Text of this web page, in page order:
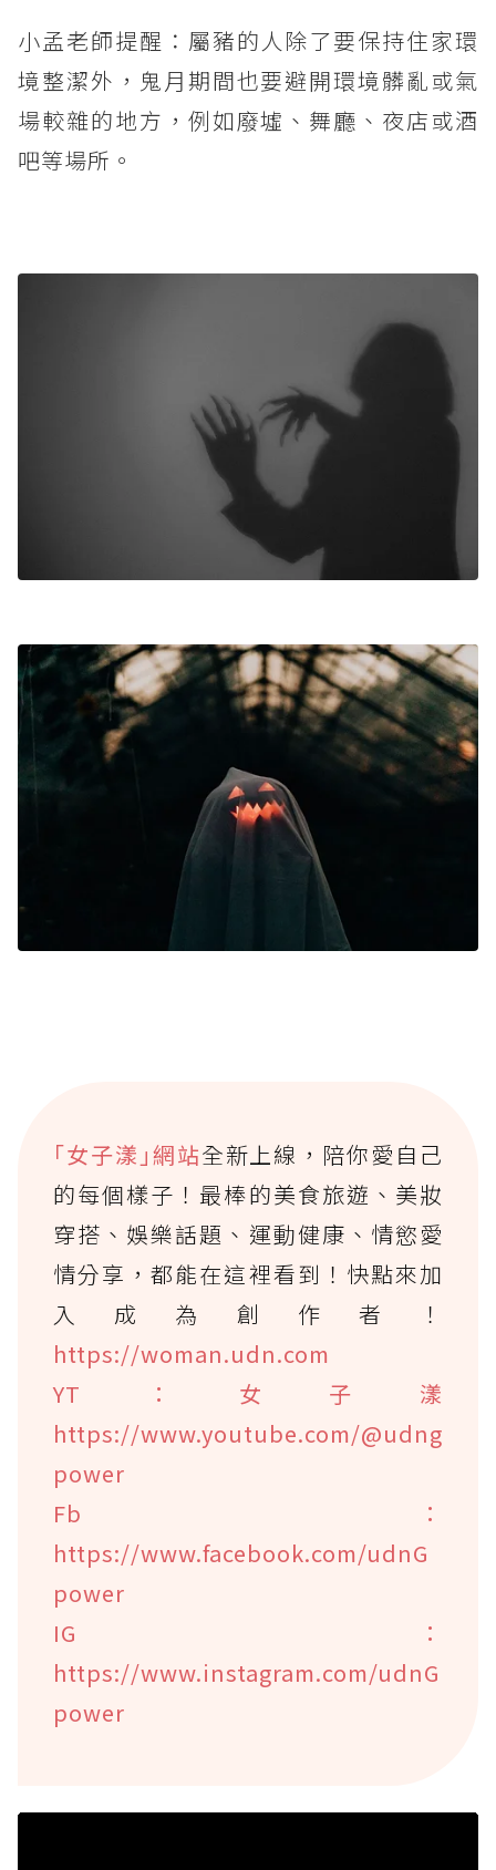
小孟老師提醒：屬豬的人除了要保持住家環
境整潔外，鬼月期間也要避開環境髒亂或氣
場較雜的地方，例如廢墟、舞廳、夜店或酒
吧等場所。
｢女子漾｣網站全新上線，陪你愛自己
的每個樣子！最棒的美食旅遊、美妝
穿搭、娛樂話題、運動健康、情慾愛
情分享，都能在這裡看到！快點來加
入成為創作者！
https://woman.udn.com
YT：女子漾
https://www.youtube.com/@udng
power
Fb：
https://www.facebook.com/udnG
power
IG：
https://www.instagram.com/udnG
power